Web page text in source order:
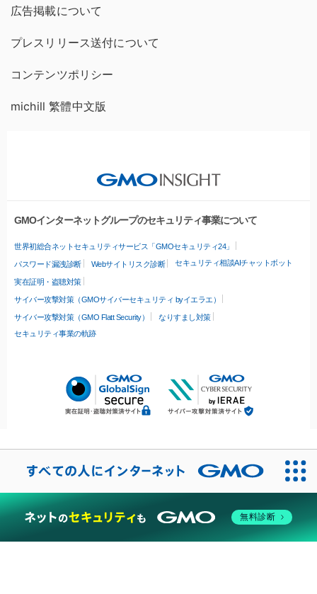
広告掲載について
プレスリリース送付について
コンテンツポリシー
michill 繁體中文版
GMOインターネットグループのセキュリティ事業について
世界初総合ネットセキュリティサービス「GMOセキュリティ24」
パスワード漏洩診断 Webサイトリスク診断 セキュリティ相談AIチャットボット
実在証明・盗聴対策
サイバー攻撃対策（GMOサイバーセキュリティ byイエラエ）
サイバー攻撃対策（GMO Flatt Security）
なりすまし対策
セキュリティ事業の軌跡
無料診断